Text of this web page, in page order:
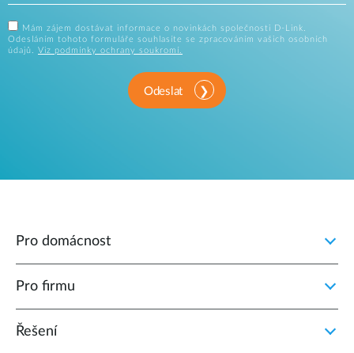
Mám zájem dostávat informace o novinkách společnosti D-Link.
Odesláním tohoto formuláře souhlasíte se zpracováním vašich osobních
údajů. Viz podmínky ochrany soukromí.
Odeslat
Pro domácnost
Pro firmu
Řešení